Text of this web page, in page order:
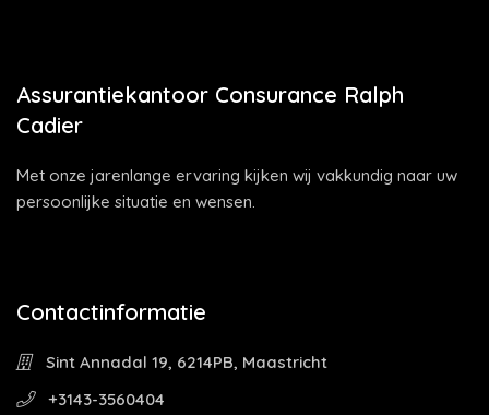
Assurantiekantoor Consurance Ralph
Cadier
Met onze jarenlange ervaring kijken wij vakkundig naar uw
persoonlijke situatie en wensen.
Contactinformatie
Sint Annadal 19, 6214PB, Maastricht
+3143-3560404